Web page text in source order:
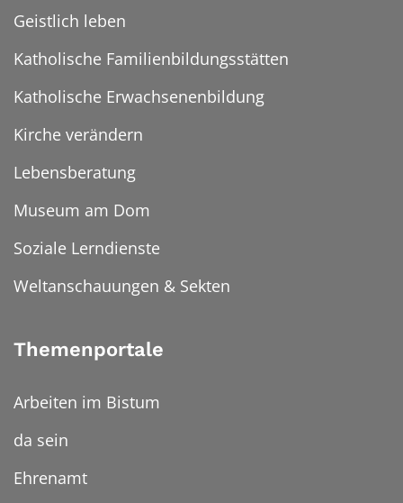
Geistlich leben
Katholische Familienbildungsstätten
Katholische Erwachsenenbildung
Kirche verändern
Lebensberatung
Museum am Dom
Soziale Lerndienste
Weltanschauungen & Sekten
Themenportale
Arbeiten im Bistum
da sein
Ehrenamt